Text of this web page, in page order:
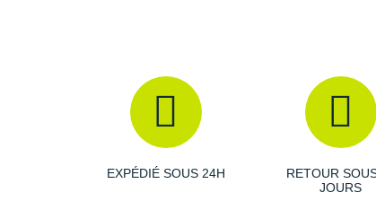
EXPÉDIÉ SOUS 24H
RETOUR
JOURS